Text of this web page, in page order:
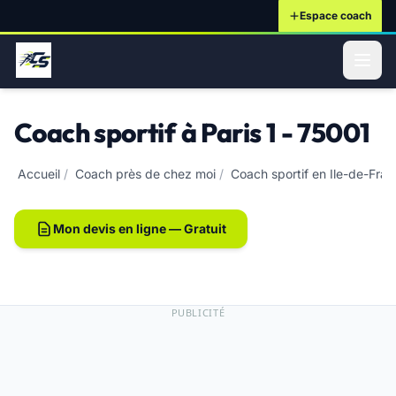
Espace coach
Coach sportif à Paris 1 - 75001
Accueil / Coach près de chez moi / Coach sportif en Ile-de-
Mon devis en ligne — Gratuit
PUBLICITÉ